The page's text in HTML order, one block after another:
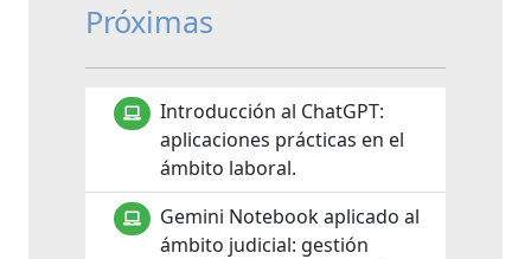
Próximas
Introducción al ChatGPT:
aplicaciones prácticas en el
ámbito laboral.
Gemini Notebook aplicado al
ámbito judicial: gestión